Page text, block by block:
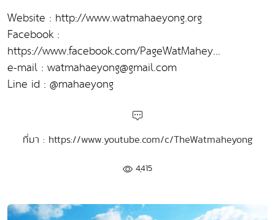
Website : http://www.watmahaeyong.org
Facebook :
https://www.facebook.com/PageWatMahey...
e-mail : watmahaeyong@gmail.com
Line id : @mahaeyong
ที่มา : https://www.youtube.com/c/TheWatmaheyong
4,415